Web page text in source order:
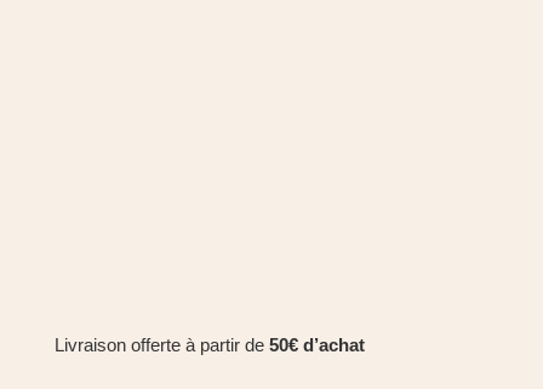
Livraison offerte à partir de 50€ d’achat